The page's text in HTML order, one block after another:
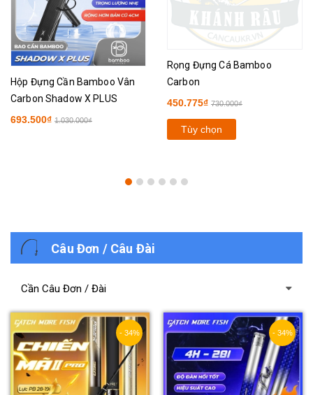
Hộp Đựng Cần Bamboo Vân
Carbon Shadow X PLUS
693.500₫ 1.030.000₫
Rọng Đựng Cá Bamboo
Carbon
450.775₫ 730.000₫
Tùy chọn
Câu Đơn / Câu Đài
Cần Câu Đơn / Đài
- 34% - 34%